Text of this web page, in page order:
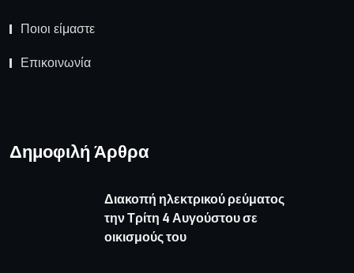
Ποιοι είμαστε
Επικοινωνία
Δημοφιλή Άρθρα
Διακοπή ηλεκτρικού ρεύματος
την Τρίτη 4 Αυγούστου σε
οικισμούς του